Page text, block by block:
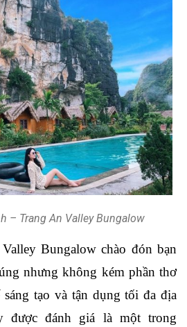
– Trang An Valley Bungalow
Bungalow chào đón bạn
nhưng không kém phần thơ
tạo và tận dụng tối đa địa
được đánh giá là một trong